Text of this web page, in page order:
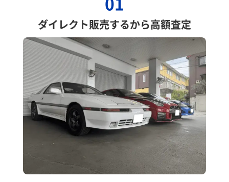
ダイレクト販売するから高額査定